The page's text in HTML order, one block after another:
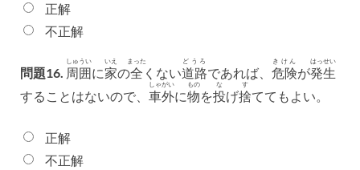
正解
不正解
問題16. 周囲
しゅうい
に家
いえ
の全
まった
くない道路
どうろ
であれば、 危険
きけん
が発生
はっせい
することはないので、 車外
しゃがい
に物
もの
を投
な
げ捨
す
ててもよい。
正解
不正解